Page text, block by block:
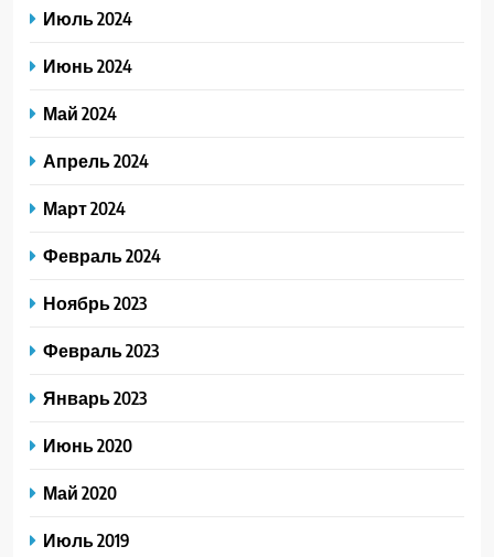
Июль 2024
Июнь 2024
Май 2024
Апрель 2024
Март 2024
Февраль 2024
Ноябрь 2023
Февраль 2023
Январь 2023
Июнь 2020
Май 2020
Июль 2019